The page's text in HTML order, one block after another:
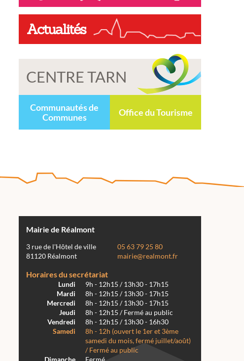
Actualités
CENTRE TARN
Communautés de
Communes
Office du Tourisme
Mairie de Réalmont
3 rue de l'Hôtel de ville
81120 Réalmont
05 63 79 25 80
mairie@realmont.fr
Horaires du secrétariat
Lundi
9h - 12h15 / 13h30 - 17h15
Mardi
8h - 12h15 / 13h30 - 17h15
Mercredi
8h - 12h15 / 13h30 - 17h15
Jeudi
8h - 12h15 / Fermé au public
Vendredi
8h - 12h15 / 13h30 - 16h30
Samedi
8h - 12h (ouvert le 1er et 3ème
samedi du mois, fermé juillet/août)
/ Fermé au public
Dimanche
Fermé